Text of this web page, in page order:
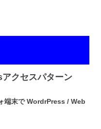
クセスパターン
端末で WordrPress / Web